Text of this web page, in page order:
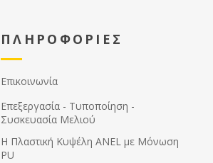
ΠΛΗΡΟΦΟΡΙΕΣ
Επικοινωνία
Επεξεργασία - Τυποποίηση -
Συσκευασία Μελιού
Η Πλαστική Κυψέλη ANEL με Μόνωση
PU